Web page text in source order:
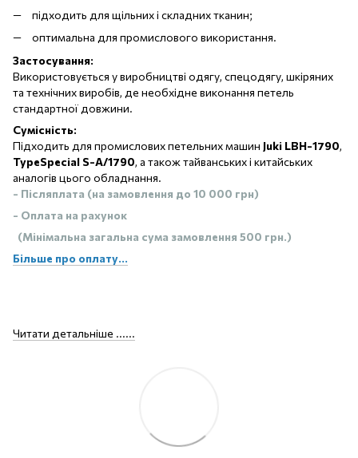
підходить для щільних і складних тканин;
оптимальна для промислового використання.
Застосування:
Використовується у виробництві одягу, спецодягу, шкіряних
та технічних виробів, де необхідне виконання петель
стандартної довжини.
Сумісність:
Підходить для промислових петельних машин Juki LBH-1790,
TypeSpecial S-A/1790, а також тайванських і китайських
аналогів цього обладнання.
- Післяплата (на замовлення до 10 000 грн)
- Оплата на рахунок
(Мінімальна загальна сума замовлення 500 грн.)
Більше про оплату...
Читати детальніше ......